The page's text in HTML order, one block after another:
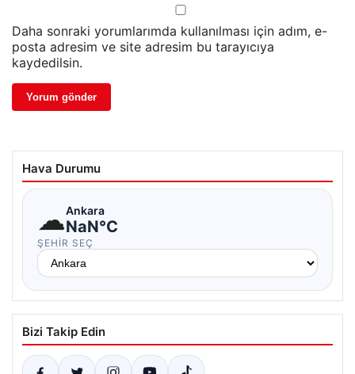
Daha sonraki yorumlarımda kullanılması için adım, e-
posta adresim ve site adresim bu tarayıcıya
kaydedilsin.
Hava Durumu
☁Ankara
NaN°C
ŞEHIR SEÇ
Bizi Takip Edin